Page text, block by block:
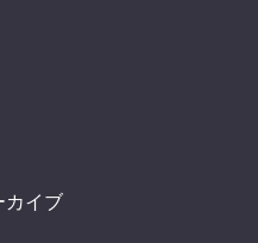
カイブ